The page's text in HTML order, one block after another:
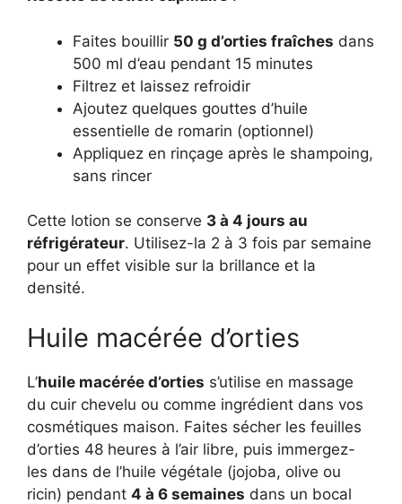
Faites bouillir 50 g d’orties fraîches dans
500 ml d’eau pendant 15 minutes
Filtrez et laissez refroidir
Ajoutez quelques gouttes d’huile
essentielle de romarin (optionnel)
Appliquez en rinçage après le shampoing,
sans rincer
Cette lotion se conserve 3 à 4 jours au
réfrigérateur. Utilisez-la 2 à 3 fois par semaine
pour un effet visible sur la brillance et la
densité.
Huile macérée d’orties
L’huile macérée d’orties s’utilise en massage
du cuir chevelu ou comme ingrédient dans vos
cosmétiques maison. Faites sécher les feuilles
d’orties 48 heures à l’air libre, puis immergez-
les dans de l’huile végétale (jojoba, olive ou
ricin) pendant 4 à 6 semaines dans un bocal